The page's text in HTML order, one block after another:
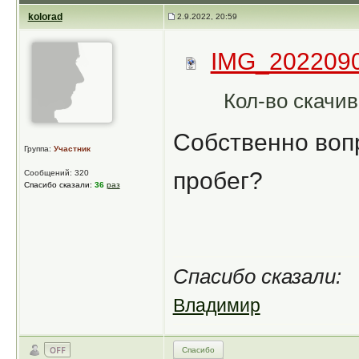
kolorad 2.9.2022, 20:59
Группа: Участник
Сообщений: 320
Спасибо сказали: 36 раз
Кол-во
Собственно
пробег?
Спасибо сказали:
Владимир
Спасибо